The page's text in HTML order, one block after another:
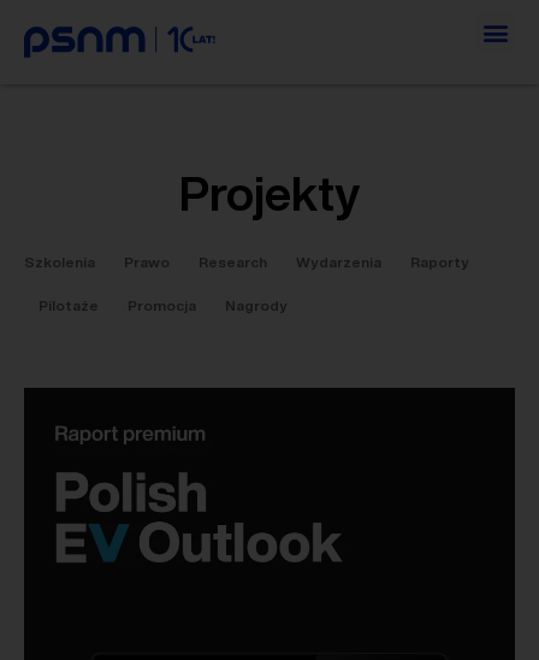
Projekty
Szkolenia Prawo Research Wydarzenia Raporty
Pilotaże Promocja Nagrody